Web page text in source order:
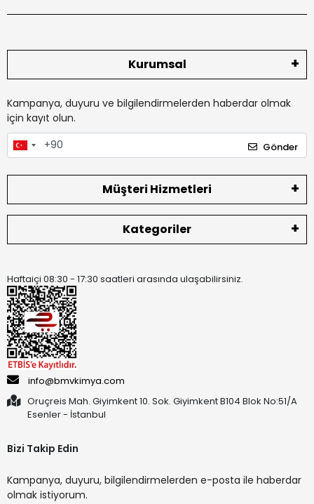
Kurumsal
Kampanya, duyuru ve bilgilendirmelerden haberdar olmak
için kayıt olun.
Gönder
Müşteri Hizmetleri
Kategoriler
Haftaiçi 08:30 - 17:30 saatleri arasında ulaşabilirsiniz.
info@bmvkimya.com
Oruçreis Mah. Giyimkent 10. Sok. Giyimkent B104 Blok No:51/A
Esenler - İstanbul
Bizi Takip Edin
Kampanya, duyuru, bilgilendirmelerden e-posta ile haberdar
olmak istiyorum.